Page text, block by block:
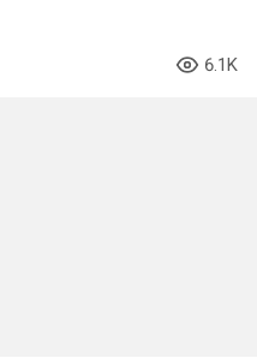
6.1K